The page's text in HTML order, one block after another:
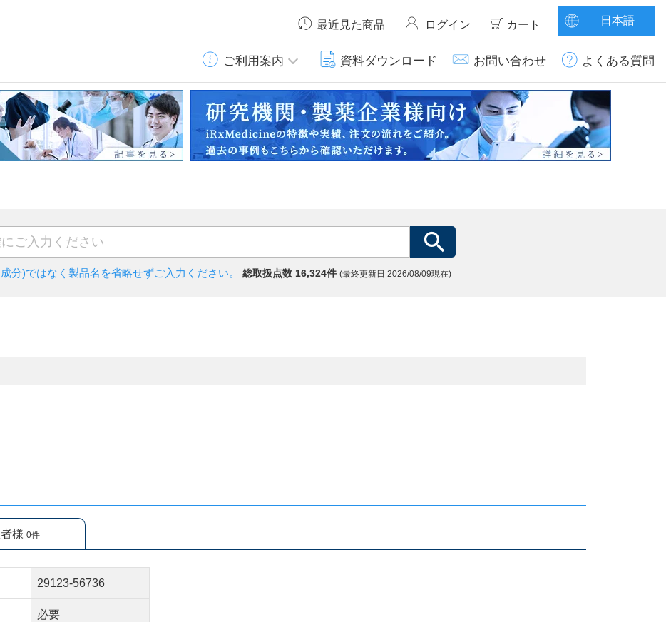
最近見た商品 ログイン カート 日本語
ご利用案内 資料ダウンロード お問い合わせ よくある質問
分)ではなく 製品名を省略せずご入力ください。 総取扱点数 16,324件 (最終更新日 2026/08/09現在)
様 0件
29123-56736
必要